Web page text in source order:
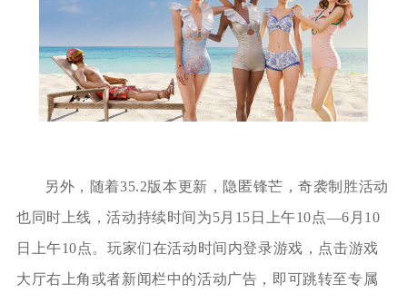
另外，随着35.2版本更新，隐匿锋芒，奇袭制胜活动
也同时上线，活动持续时间为5月15日上午10点—6月10
日上午10点。玩家们在活动时间内登录游戏，点击游戏
大厅右上角或者新闻栏中的活动广告，即可跳转至专属